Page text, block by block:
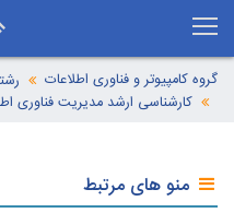
گروه کامپیوتر و فناوری اطلاعات
کارشناسی ارشد مدیریت فناوری
منو های مرتبط